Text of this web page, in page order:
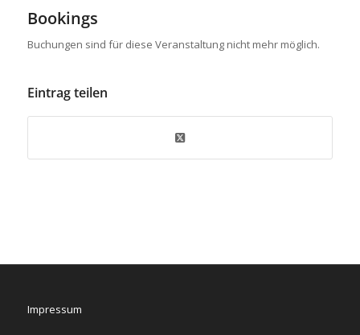
Bookings
Buchungen sind für diese Veranstaltung nicht mehr möglich.
Eintrag teilen
Impressum